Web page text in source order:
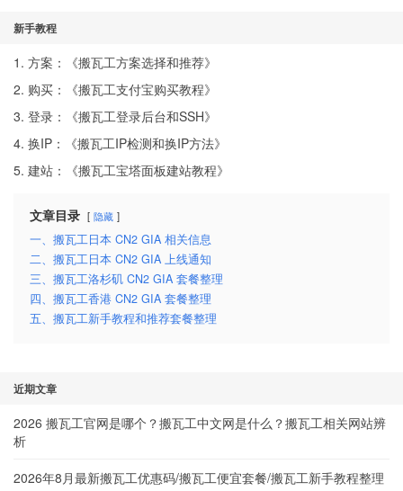
新手教程
1. 方案：《搬瓦工方案选择和推荐》
2. 购买：《搬瓦工支付宝购买教程》
3. 登录：《搬瓦工登录后台和SSH》
4. 换IP：《搬瓦工IP检测和换IP方法》
5. 建站：《搬瓦工宝塔面板建站教程》
文章目录 隐藏
一、搬瓦工日本 CN2 GIA 相关信息
二、搬瓦工日本 CN2 GIA 上线通知
三、搬瓦工洛杉矶 CN2 GIA 套餐整理
四、搬瓦工香港 CN2 GIA 套餐整理
五、搬瓦工新手教程和推荐套餐整理
近期文章
2026 搬瓦工官网是哪个？搬瓦工中文网是什么？搬瓦工相关网站辨
析
2026年8月最新搬瓦工优惠码/搬瓦工便宜套餐/搬瓦工新手教程整理